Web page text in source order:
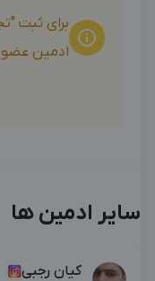
برای ثبت
ادمین
سایر ادمین ها
کیان رجبی